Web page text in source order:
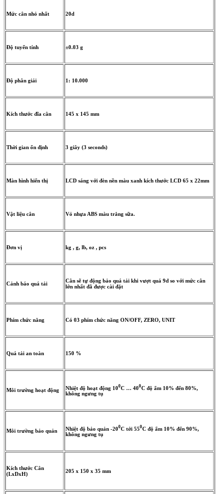
Mức cân nhỏ nhất 20d
Độ tuyến tính ±0.03 g
Độ phân giải 1: 10.000
Kích thước đĩa cân 145 x 145 mm
Thời gian ổn định 3 giây (3 seconds)
Màn hình hiển thị LCD sáng với đèn nền màu xanh kích thước LCD 65 x 22mm
Vật liệu cân Vỏ nhựa ABS màu trắng sữa.
Đơn vị kg , g, lb, oz , pcs
Cảnh báo quá tải
Cân sẽ tự động bảo quá tải khi vượt quá 9d so với mức cân
lớn nhất đã được cài đặt
Phím chức năng Có 03 phím chức năng ON/OFF, ZERO, UNIT
Quá tải an toàn 150 %
Môi trường hoạt động Nhiệt độ hoạt động 100C … 400C độ ẩm 10% đến 80%,
không ngưng tụ
Môi trường bảo quản Nhiệt độ bảo quản -200C tới 550C độ ẩm 10% đến 90%,
không ngưng tụ
Kích thước Cân
(LxDxH)
205 x 150 x 35 mm